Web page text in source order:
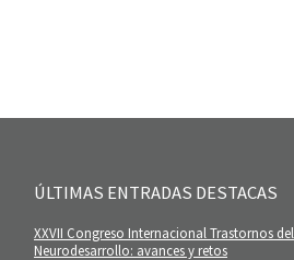
ÚLTIMAS ENTRADAS DESTACAS
XXVII Congreso Internacional Trastornos del
Neurodesarrollo: avances y retos